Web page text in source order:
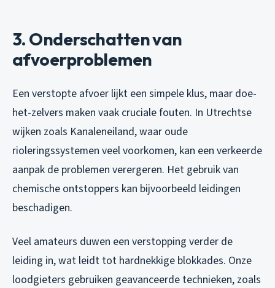
3. Onderschatten van
afvoerproblemen
Een verstopte afvoer lijkt een simpele klus, maar doe-
het-zelvers maken vaak cruciale fouten. In Utrechtse
wijken zoals Kanaleneiland, waar oude
rioleringssystemen veel voorkomen, kan een verkeerde
aanpak de problemen verergeren. Het gebruik van
chemische ontstoppers kan bijvoorbeeld leidingen
beschadigen.
Veel amateurs duwen een verstopping verder de
leiding in, wat leidt tot hardnekkige blokkades. Onze
loodgieters gebruiken geavanceerde technieken, zoals